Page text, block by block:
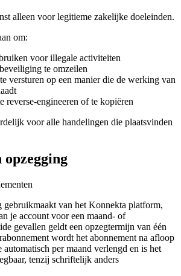
alleen voor legitieme zakelijke doeleinden.
om:
voor illegale activiteiten
te omzeilen
versturen op een manier die de werking van
reverse-engineeren of te kopiëren
voor alle handelingen die plaatsvinden
gebruikmaakt van het Konnekta platform,
je account voor een maand- of
gevallen geldt een opzegtermijn van één
wordt het abonnement na afloop
automatisch per maand verlengd en is het
tenzij schriftelijk anders